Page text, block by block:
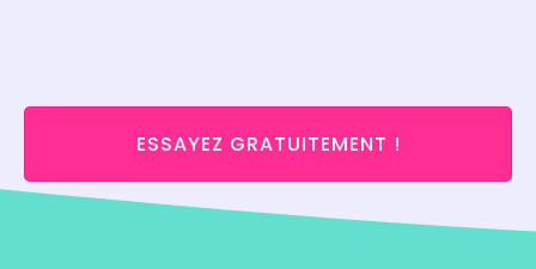
ESSAYEZ GRATUITEMENT !